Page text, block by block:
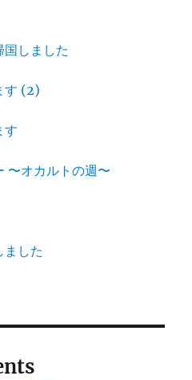
国しました
す (2)
す
〜オカルトの週〜
ました